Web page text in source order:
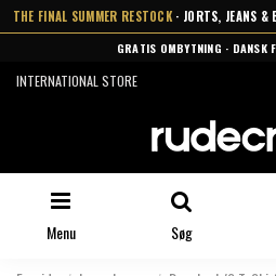
THE FINAL SUMMER RESTOCK · JORTS, JEANS &
GRATIS OMBYTNING ·
INTERNATIONAL STORE
Menu Søg